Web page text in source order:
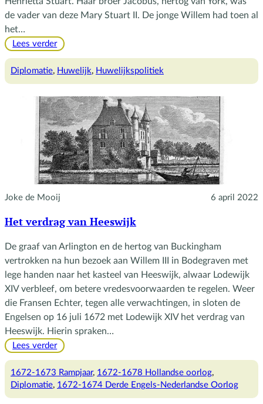
de vader van deze Mary Stuart II. De jonge Willem had toen al
het…
Lees verder:
huwelijk
en
Mary
Diplomatie, Huwelijk, Huwelijkspolitiek
Joke de Mooij 6 april 2022
Het verdrag van Heeswijk
De graaf van Arlington en de hertog van Buckingham
vertrokken na hun bezoek aan Willem III in Bodegraven met
lege handen naar het kasteel van Heeswijk, alwaar Lodewijk
XIV verbleef, om betere vredesvoorwaarden te regelen. Weer
die Fransen Echter, tegen alle verwachtingen, in sloten de
Engelsen op 16 juli 1672 met Lodewijk XIV het verdrag van
Heeswijk. Hierin spraken…
Lees verder:
verdrag
van
1672-1673 Rampjaar, 1672-1678 Hollandse oorlog
Diplomatie, 1672-1674 Derde Engels-Nederlandse Oorlog